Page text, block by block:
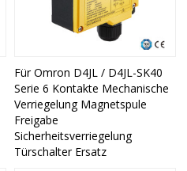
Für Omron D4JL / D4JL-SK40
Serie 6 Kontakte Mechanische
Verriegelung Magnetspule
Freigabe
Sicherheitsverriegelung
Türschalter Ersatz